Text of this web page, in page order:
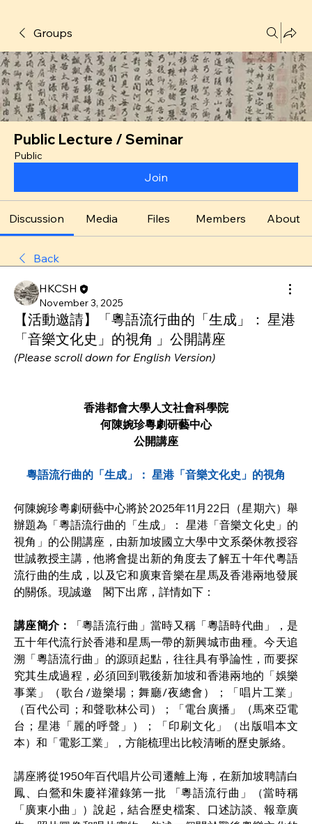
Groups
Public Lecture / Seminar
Public
Join
Discussion Media Files Members About
Back
HKCSH
November 3, 2025
【活動邀請】「粵語流行曲的「生成」： 星港
「音樂文化史」的視角 」公開講座
(Please scroll down for English Version)
香港都會大學人文社會科學院
何陳婉珍粵劇研藝中心
公開講座
粵語流行曲的「生成」： 星港「音樂文化史」的視角
何陳婉珍粵劇研藝中心將於2025年11月22日（星期六）舉
辦題為「粵語流行曲的「生成」： 星港「音樂文化史」的
視角」的公開講座，由新加坡國立大學中文系榮休教授容
世誠教授主講，他將會提出新的角度去了解五十年代粵語
流行曲的生成，以及它和廣東音樂在星馬及香港兩地發展
的關係。現誠邀　閣下出席，詳情如下：
講座簡介：
「粵語流行曲」當時又稱「粵語時代曲」，是
五十年代流行於香港和星馬一帶的新興城市曲種。今天追
溯「粵語流行曲」的源頭起點，往往具有爭論性，而要探
究其生成過程，必須回到戰後新加坡和香港兩地的「娛樂
事業」（歌台/遊樂場；舞廳/夜總會）；「唱片工業」
（百代公司；和聲歌林公司）；「電台廣播」（馬來亞電
台；星港「麗的呼聲」）；「印刷文化」（出版唱本文
本）和「電影工業」，方能梳理出比較清晰的歷史脈絡。
講座將從1950年百代唱片公司遷離上海，在新加坡聘請白
鳳、白鶯和朱慶祥灌錄第一批 「粵語流行曲」（當時稱
「廣東小曲」）說起，結合歷史檔案、口述訪談、報章廣